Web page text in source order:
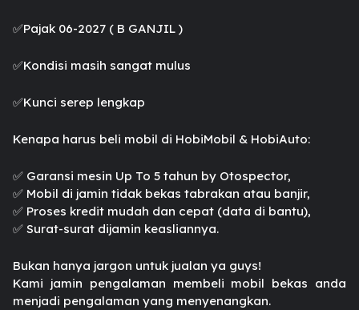
✅️Pajak 06-2027 ( B GANJIL )
✅️Kondisi masih sangat mulus
✅️Kunci serep lengkap
Kenapa harus beli mobil di HobiMobil & HobiAuto:
✅️ Garansi mesin Up To 5 tahun by Otospector,
✅️ Mobil di jamin tidak bekas tabrakan atau banjir,
✅️ Proses kredit mudah dan cepat (data di bantu),
✅️ Surat-surat dijamin keasliannya.
Bukan hanya jargon untuk jualan ya guys!
Kami jamin pengalaman membeli mobil bekas anda
menjadi pengalaman yang menyenangkan.